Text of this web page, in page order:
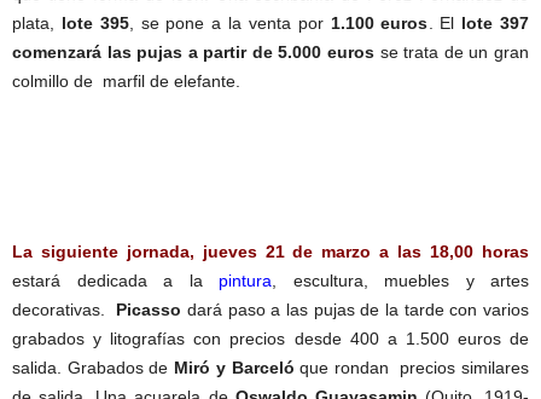
plata, lote 395, se pone a la venta por1.100 euros . El lote 397
comenzará las pujas a partir de 5.000 euros se trata de un gran
colmillo de marfil de elefante.
La siguiente jornada, jueves 21 de marzo a las 18,00 horas
estará dedicada a la pintura , escultura, muebles y artes
decorativas. Picasso dará paso a las pujas de la tarde con varios
grabados y litografías con precios desde 400 a 1.500 euros de
salida. Grabados de Miró y Barceló que rondan precios similares